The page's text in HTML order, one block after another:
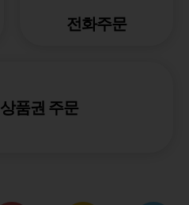
전화주문
상품권 주문